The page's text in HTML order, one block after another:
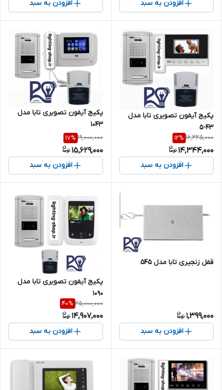
افزودن به سبد افزودن به سبد
پکیج آیفون تصویری تابا مدل
۴۳-۵
16,325,000
12%
14,344,000
افزودن به سبد
پکیج آیفون تصویری تابا مدل
۱۰۴۳
19,000,000
17%
15,629,000
افزودن به سبد
قفل زنجیری تابا مدل ۵۴۵
1,399,000
افزودن به سبد
پکیج آیفون تصویری تابا مدل
۱۰۹۰
25,000,000
40%
14,907,000
افزودن به سبد